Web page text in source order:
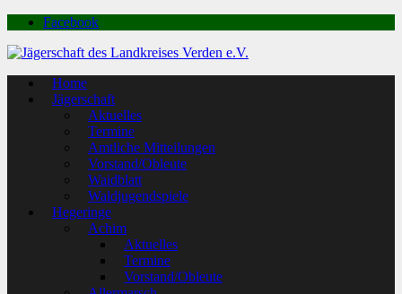
Facebook
Home
Jägerschaft
Aktuelles
Termine
Amtliche Mitteilungen
Vorstand/Obleute
Waidblatt
Waldjugendspiele
Hegeringe
Achim
Aktuelles
Termine
Vorstand/Obleute